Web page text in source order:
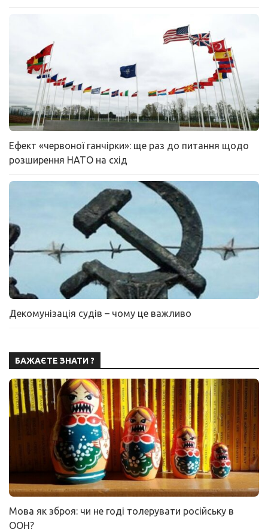
Ефект «червоної ганчірки»: ще раз до питання щодо
розширення НАТО на схід
Декомунізація судів – чому це важливо
БАЖАЄТЕ ЗНАТИ ?
Мова як зброя: чи не годі толерувати російську в
ООН?